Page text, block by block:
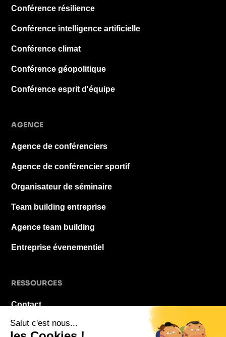
Conférence résilience
Conférence intelligence artificielle
Conférence climat
Conférence géopolitique
Conférence esprit d'équipe
AGENCE
Agence de conférenciers
Agence de conférencier sportif
Organisateur de séminaire
Team building entreprise
Agence team building
Entreprise évenementiel
RESSOURCES
Contact
À propos